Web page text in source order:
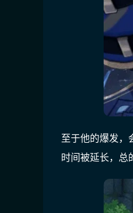
至于他的爆发，
时间被延长，总